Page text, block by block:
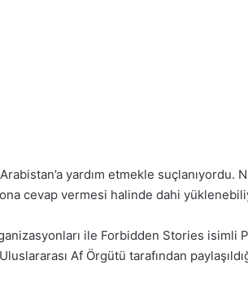
yardım etmekle suçlanıyordu.
cevap vermesi halinde dahi
ile Forbidden Stories isimli
Af Örgütü tarafından